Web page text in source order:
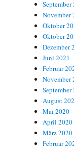
September
November
Oktober
Oktober
Dezember
Juni 2021
Februar
November
September
August
Mai 2020
April 2020
März 2020
Februar